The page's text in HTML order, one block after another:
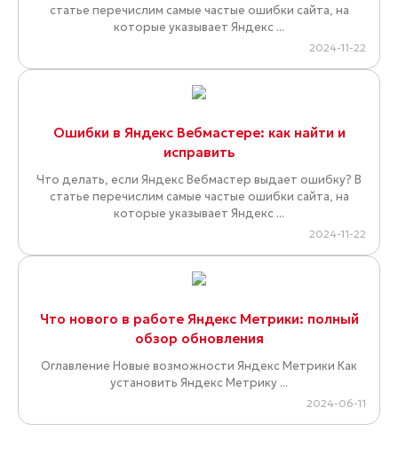
статье перечислим самые частые ошибки сайта, на
которые указывает Яндекс ...
2024-11-22
Ошибки в Яндекс Вебмастере: как найти и
исправить
Что делать, если Яндекс Вебмастер выдает ошибку? В
статье перечислим самые частые ошибки сайта, на
которые указывает Яндекс ...
2024-11-22
Что нового в работе Яндекс Метрики: полный
обзор обновления
Оглавление Новые возможности Яндекс Метрики Как
установить Яндекс Метрику ...
2024-06-11